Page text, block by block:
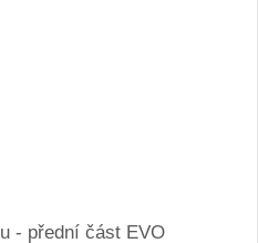
- přední část EVO